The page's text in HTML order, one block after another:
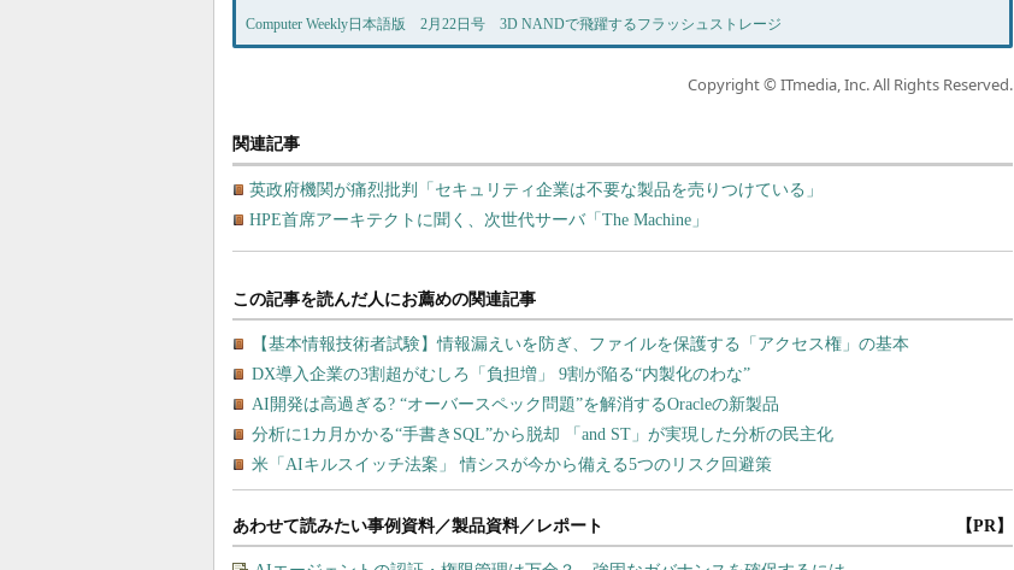
Computer Weekly日本語版 2月22日号 3D NANDで飛躍するフラッシュストレージ
Copyright © ITmedia, Inc. All Rights Reserved.
関連記事
英政府機関が痛烈批判「セキュリティ企業は不要な製品を売りつけている」
HPE首席アーキテクトに聞く、次世代サーバ「The Machine」
あわせて読みたい事例資料／製品資料／レポート 【PR】